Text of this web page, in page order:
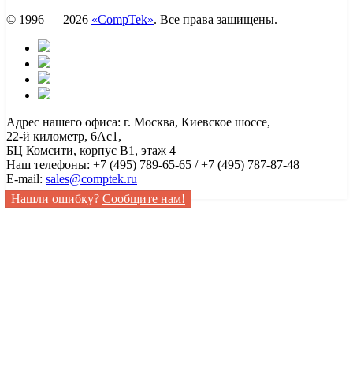
© 1996 — 2026 «CompTek». Все права защищены.
Адрес нашего офиса: г. Москва, Киевское шоссе,
22-й километр, 6Ас1,
БЦ Комсити, корпус B1, этаж 4
Наш телефоны: +7 (495) 789-65-65 / +7 (495) 787-87-48
E-mail: sales@comptek.ru
Нашли ошибку? Сообщите нам!